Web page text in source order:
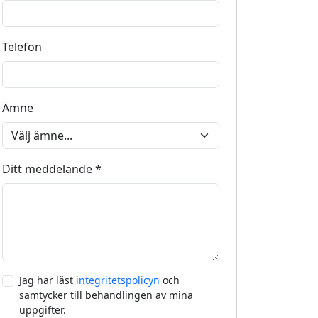
Telefon
Ämne
Ditt meddelande *
Jag har läst integritetspolicyn och
samtycker till behandlingen av mina
uppgifter.